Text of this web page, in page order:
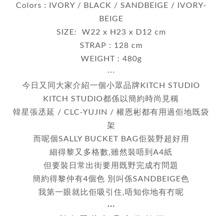
Colors : IVORY / BLACK / SANDBEIGE / IVORY-
BEIGE
SIZE:
W22 x H23 x D12 cm
STRAP : 128 cm
WEIGHT: 480g
⋯
今日又同大家介紹一個小眾品牌KITCH STUDIO
KITCH STUDIO都係以簡約時尚見稱
韓星張丞延 / CLC-YUJIN / 權恩彬都有用過佢地既袋
架
而呢個SALLY BUCKET BAG佢裝野超好用
細得黎又多格數,雖然裝唔到A4紙
但要裝日常出街要用既野完成冇問題
簡約得黎仲有4個色 別叫係SANDBEIGE色
我第一眼就比佢吸引住,唔知你地有冇呢
⋯